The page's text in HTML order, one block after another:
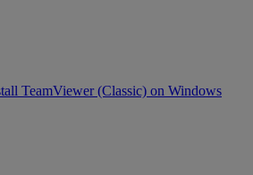
TeamViewer (Classic) on Windows